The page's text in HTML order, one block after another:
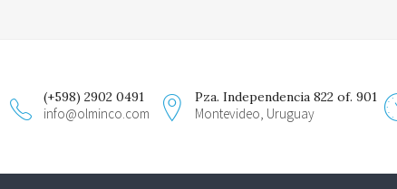
(+598) 2902 0491
info@olminco.com
Pza. Independencia 822 of. 901
Montevideo, Uruguay